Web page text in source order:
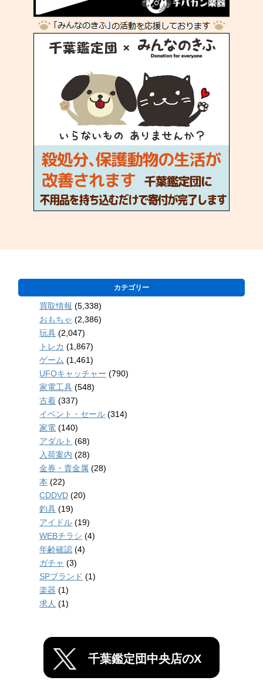
カテゴリー
買取情報 (5,338)
おもちゃ (2,386)
玩具 (2,047)
トレカ (1,867)
ゲーム (1,461)
UFOキャッチャー (790)
家電工具 (548)
古着 (337)
イベント・セール (314)
家電 (140)
アダルト (68)
入荷案内 (28)
金券・貴金属 (28)
本 (22)
CDDVD (20)
釣具 (19)
アイドル (19)
WEBチラシ (4)
年齢確認 (4)
ガチャ (3)
SPブランド (1)
楽器 (1)
求人 (1)
千葉鑑定団中央店のX